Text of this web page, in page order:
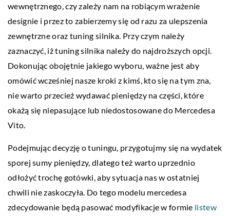
wewnętrznego, czy zależy nam na robiącym wrażenie
designie i przez to zabierzemy się od razu za ulepszenia
zewnętrzne oraz tuning silnika. Przy czym należy
zaznaczyć, iż tuning silnika należy do najdroższych opcji.
Dokonując obojętnie jakiego wyboru, ważne jest aby
omówić wcześniej nasze kroki z kimś, kto się na tym zna,
nie warto przecież wydawać pieniędzy na części, które
okażą się niepasujące lub niedostosowane do Mercedesa
Vito.
Podejmując decyzję o tuningu, przygotujmy się na wydatek
sporej sumy pieniędzy, dlatego też warto uprzednio
odłożyć trochę gotówki, aby sytuacja nas w ostatniej
chwili nie zaskoczyła. Do tego modelu mercedesa
zdecydowanie będą pasować modyfikacje w formie listew